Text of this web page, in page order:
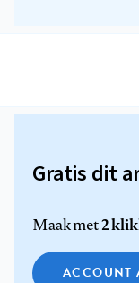
Gratis dit
Maak met2
ACCOUNT